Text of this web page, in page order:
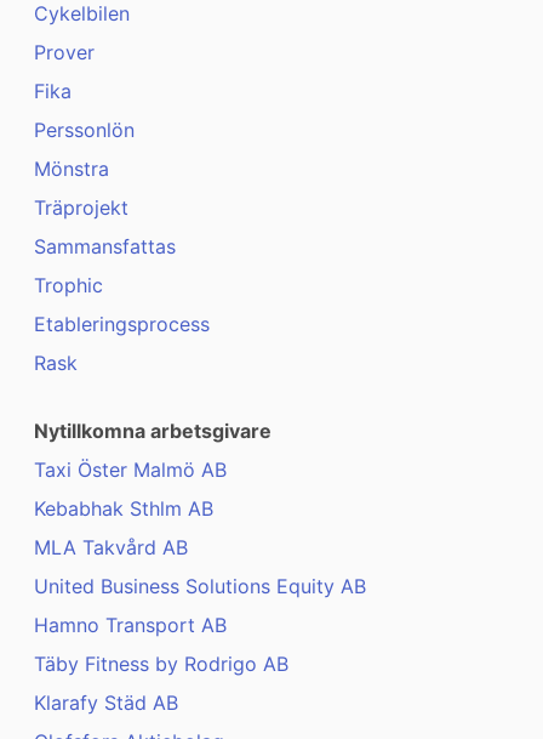
Cykelbilen
Prover
Fika
Perssonlön
Mönstra
Träprojekt
Sammansfattas
Trophic
Etableringsprocess
Rask
Nytillkomna arbetsgivare
Taxi Öster Malmö AB
Kebabhak Sthlm AB
MLA Takvård AB
United Business Solutions Equity AB
Hamno Transport AB
Täby Fitness by Rodrigo AB
Klarafy Städ AB